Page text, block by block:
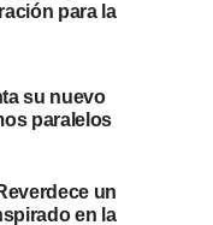
para la
su nuevo
paralelos
un
en la